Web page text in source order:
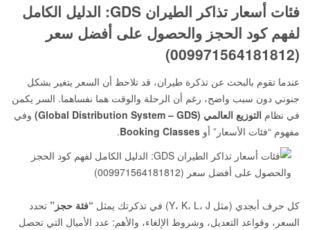
فئات أسعار تذاكر الطيران GDS: الدليل الكامل
لفهم كود الحجز والحصول على أفضل سعر
(009971564181812)
عندما تقوم بالبحث عن تذكرة طيران، قد تلاحظ أن السعر يتغير بشكل
جنوني دون سبب واضح، رغم أن الرحلة والوقت هما نفساهما. السر يكمن
في نظام التوزيع العالمي (Global Distribution System – GDS)
وفي
مفهوم “فئات الأسعار” أو Booking Classes
.
كل حرف أبجدي (مثل Y، K، L، J) في تذكرتك يمثل “فئة حجز” تحدد
السعر، وقواعد التعديل، وشروط الإلغاء، والأهم: عدد الأميال التي تحصل